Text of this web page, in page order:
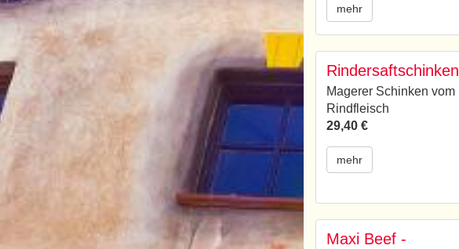
mehr
Rindersaftschinken
Magerer Schinken vom
Rindfleisch
29,40 €
mehr
Maxi Beef -